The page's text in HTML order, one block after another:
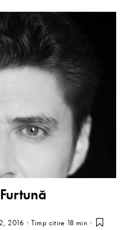
2016 Timp citire 18 min